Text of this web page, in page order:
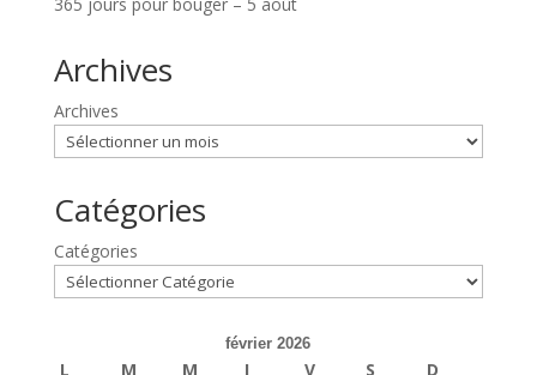
Archives
Archives
Catégories
Catégories
février 2026
L M M J V S
D